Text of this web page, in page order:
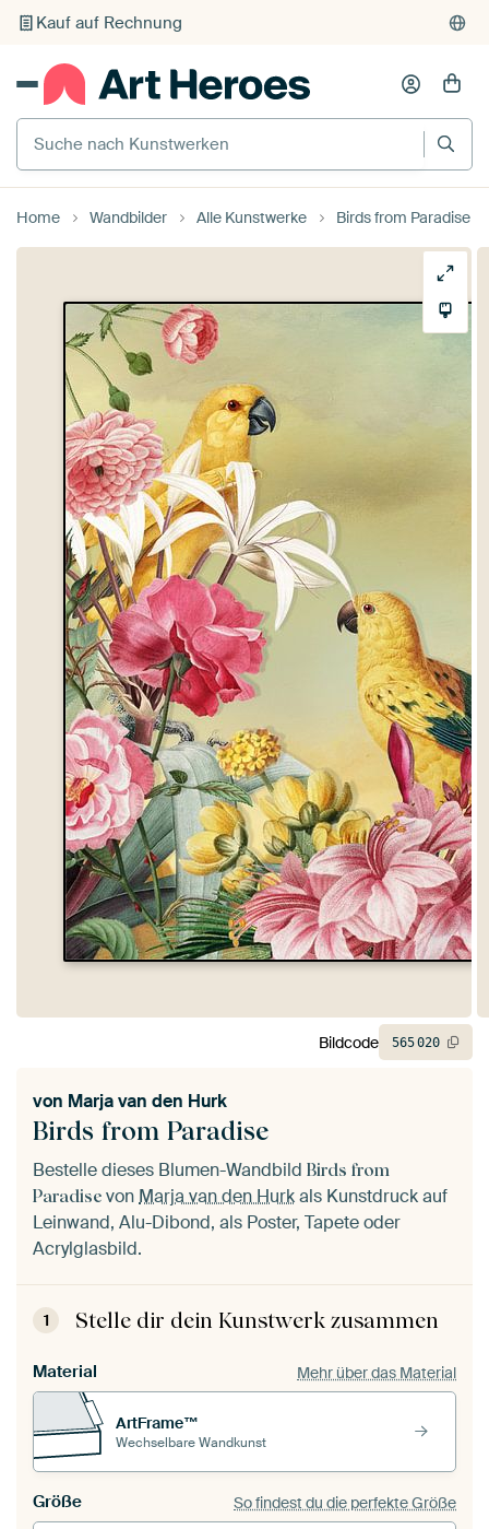
Suche nach Kunstwerken
Home Wandbilder Alle Kunstwerke Birds from Paradise
Birds from Paradise
von Marja van den Hurk
Bestelle dieses Blumen-Wandbild Birds from
Paradise vonMarja van den Hurkals Kunstdruck auf
Leinwand, Alu-Dibond, als Poster, Tapete oder
Acrylglasbild.
1 Stelle dir dein Kunstwerk zusammen
Material Mehr über das Material
ArtFrame™
Wechselbare Wandkunst
Größe So findest du die perfekte Größe
Bildcode 565020